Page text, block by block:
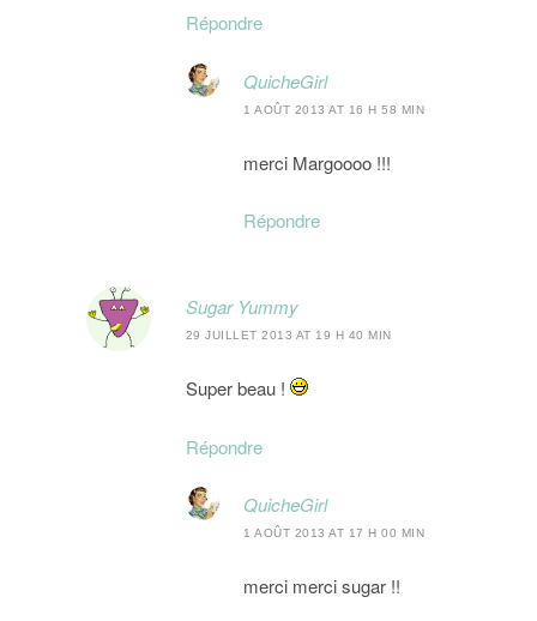
Répondre
QuicheGirl
1 AOÛT 2013 AT 16 H 58 MIN
merci Margoooo !!!
Répondre
Sugar Yummy
29 JUILLET 2013 AT 19 H 40 MIN
Super beau !
Répondre
QuicheGirl
1 AOÛT 2013 AT 17 H 00 MIN
merci merci sugar !!